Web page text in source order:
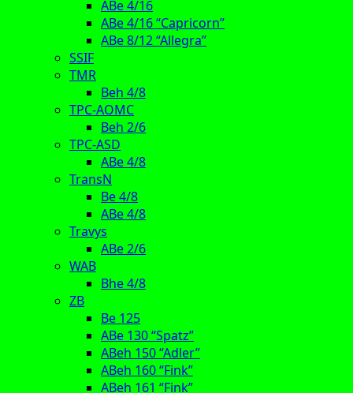
ABe 4/16
ABe 4/16 “Capricorn”
ABe 8/12 “Allegra”
SSIF
TMR
Beh 4/8
TPC-AOMC
Beh 2/6
TPC-ASD
ABe 4/8
TransN
Be 4/8
ABe 4/8
Travys
ABe 2/6
WAB
Bhe 4/8
ZB
Be 125
ABe 130 “Spatz”
ABeh 150 “Adler”
ABeh 160 “Fink”
ABeh 161 “Fink”